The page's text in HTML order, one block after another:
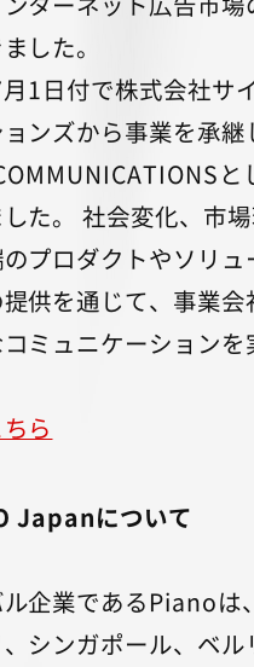
した。
1日付で株式会社サ
ンズから事業を承
と
た。 社会変化、市
プロダクトやソリ
供を通じて、事業会
ミュニケーションを
ら
Japanについて
企業であるPianoは
シンガポール、ベル